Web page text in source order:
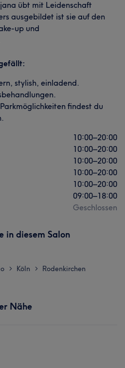
übt mit Leidenschaft
ausgebildet ist sie auf den
up und
stylish, einladend.
findest du
10:00–20:00
10:00–20:00
10:00–20:00
10:00–20:00
10:00–20:00
09:00–18:00
Geschlossen
in diesem Salon
> Köln > Rodenkirchen
Nähe